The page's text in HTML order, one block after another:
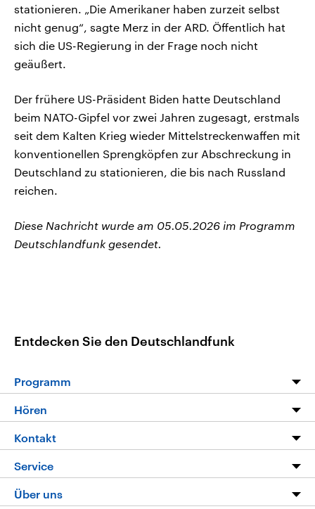
stationieren. „Die Amerikaner haben zurzeit selbst
nicht genug“, sagte Merz in der ARD. Öffentlich hat
sich die US-Regierung in der Frage noch nicht
geäußert.
Der frühere US-Präsident Biden hatte Deutschland
beim NATO-Gipfel vor zwei Jahren zugesagt, erstmals
seit dem Kalten Krieg wieder Mittelstreckenwaffen mit
konventionellen Sprengköpfen zur Abschreckung in
Deutschland zu stationieren, die bis nach Russland
reichen.
Diese Nachricht wurde am 05.05.2026 im Programm
Deutschlandfunk gesendet.
Entdecken Sie den Deutschlandfunk
Programm
Programm
Die Nachrichten
Nachrichtenleicht
Neue Beiträge auf dlf.de
Hören
Livestream
Podcasts
Deutschlandfunk App
Kontakt
Hörerservice
Service
FAQ
Über uns